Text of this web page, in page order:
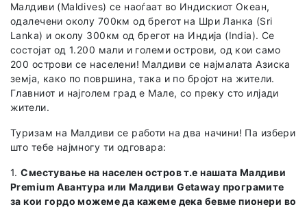
Малдиви (Maldives) се наоѓаат во Индискиот Океан,
одалечени околу 700км од брегот на Шри Ланка (Sri
Lanka) и околу 300км од брегот на Индија (India). Се
состојат од 1.200 мали и големи острови, од кои само
200 острови се населени! Малдиви се најмалата Азиска
земја, како по површина, така и по бројот на жители.
Главниот и најголем град е Мале, со преку сто илјади
жители.
Туризам на Малдиви се работи на два начини! Па избери
што тебе најмногу ти одговара:
1.Сместување на населен остров т.е нашата Малдиви
Premium Авантура или Малдиви Getaway програмите
за кои гордо можеме да кажеме дека бевме пионери во